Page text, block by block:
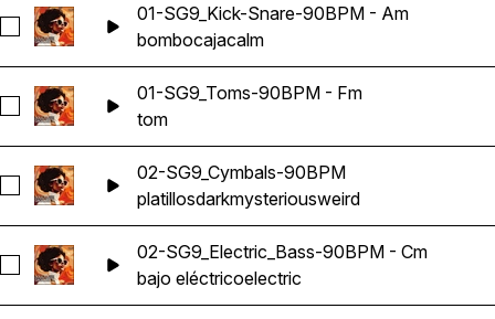
Seleccionar 01-SG9_Kick-Snare-90BPM - Am
01-SG9_Kick-Snare-90BPM - Am
bombocajacalm
Seleccionar 01-SG9_Toms-90BPM - Fm
01-SG9_Toms-90BPM - Fm
tom
Seleccionar 02-SG9_Cymbals-90BPM
02-SG9_Cymbals-90BPM
platillosdarkmysteriousweird
Seleccionar 02-SG9_Electric_Bass-90BPM - Cm
02-SG9_Electric_Bass-90BPM - Cm
bajo eléctricoelectric